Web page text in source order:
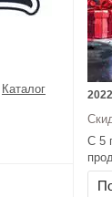
Каталог
С 5